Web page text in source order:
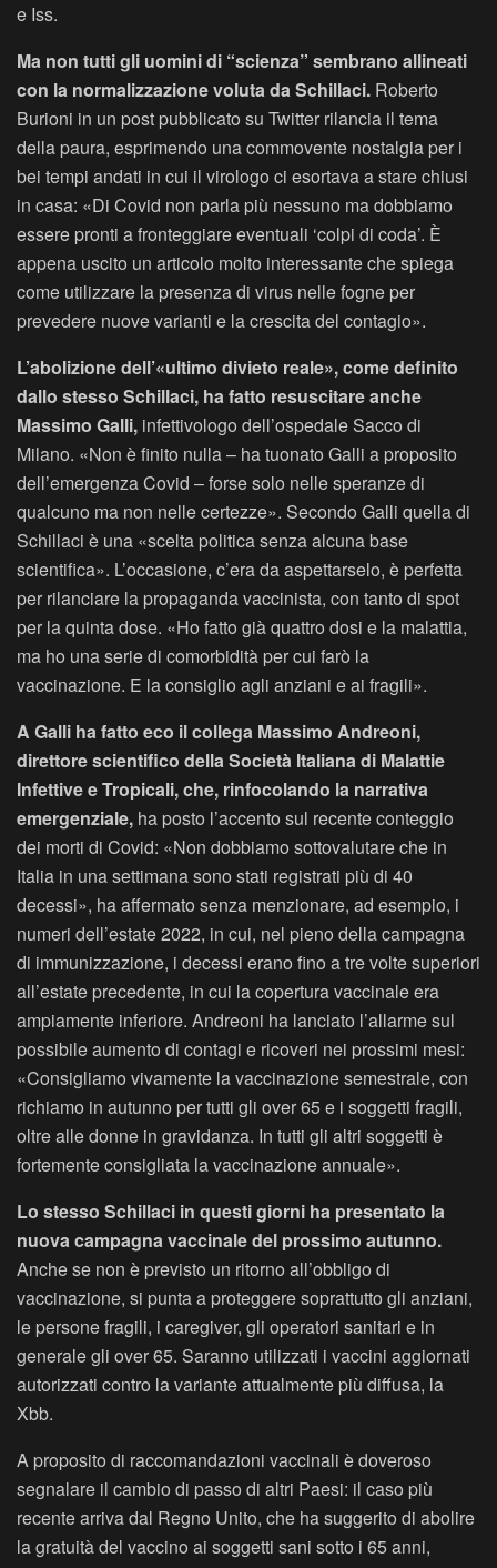
e Iss.
Ma non tutti gli uomini di “scienza” sembrano allineati
con la normalizzazione voluta da Schillaci. Roberto
Burioni in un post pubblicato su Twitter rilancia il tema
della paura, esprimendo una commovente nostalgia per i
bei tempi andati in cui il virologo ci esortava a stare chiusi
in casa: «Di Covid non parla più nessuno ma dobbiamo
essere pronti a fronteggiare eventuali ‘colpi di coda’. È
appena uscito un articolo molto interessante che spiega
come utilizzare la presenza di virus nelle fogne per
prevedere nuove varianti e la crescita del contagio».
L’abolizione dell’«ultimo divieto reale», come definito
dallo stesso Schillaci, ha fatto resuscitare anche
Massimo Galli, infettivologo dell’ospedale Sacco di
Milano. «Non è finito nulla – ha tuonato Galli a proposito
dell’emergenza Covid – forse solo nelle speranze di
qualcuno ma non nelle certezze». Secondo Galli quella di
Schillaci è una «scelta politica senza alcuna base
scientifica». L’occasione, c’era da aspettarselo, è perfetta
per rilanciare la propaganda vaccinista, con tanto di spot
per la quinta dose. «Ho fatto già quattro dosi e la malattia,
ma ho una serie di comorbidità per cui farò la
vaccinazione. E la consiglio agli anziani e ai fragili».
A Galli ha fatto eco il collega Massimo Andreoni,
direttore scientifico della Società Italiana di Malattie
Infettive e Tropicali, che, rinfocolando la narrativa
emergenziale, ha posto l’accento sul recente conteggio
dei morti di Covid: «Non dobbiamo sottovalutare che in
Italia in una settimana sono stati registrati più di 40
decessi», ha affermato senza menzionare, ad esempio, i
numeri dell’estate 2022, in cui, nel pieno della campagna
di immunizzazione, i decessi erano fino a tre volte superiori
all’estate precedente, in cui la copertura vaccinale era
ampiamente inferiore. Andreoni ha lanciato l’allarme sul
possibile aumento di contagi e ricoveri nei prossimi mesi:
«Consigliamo vivamente la vaccinazione semestrale, con
richiamo in autunno per tutti gli over 65 e i soggetti fragili,
oltre alle donne in gravidanza. In tutti gli altri soggetti è
fortemente consigliata la vaccinazione annuale».
Lo stesso Schillaci in questi giorni ha presentato la
nuova campagna vaccinale del prossimo autunno.
Anche se non è previsto un ritorno all’obbligo di
vaccinazione, si punta a proteggere soprattutto gli anziani,
le persone fragili, i caregiver, gli operatori sanitari e in
generale gli over 65. Saranno utilizzati i vaccini aggiornati
autorizzati contro la variante attualmente più diffusa, la
Xbb.
A proposito di raccomandazioni vaccinali è doveroso
segnalare il cambio di passo di altri Paesi: il caso più
recente arriva dal Regno Unito, che ha suggerito di abolire
la gratuità del vaccino ai soggetti sani sotto i 65 anni,